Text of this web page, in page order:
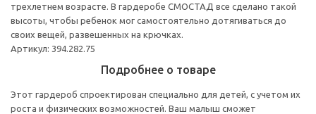
трехлетнем возрасте. В гардеробе СМОСТАД все сделано такой
высоты, чтобы ребенок мог самостоятельно дотягиваться до
своих вещей, развешенных на крючках.
Артикул: 394.282.75
Подробнее о товаре
Этот гардероб спроектирован специально для детей, с учетом их
роста и физических возможностей. Ваш малыш сможет